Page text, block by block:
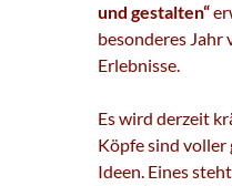
und gestalten“
besonderes Jahr
Erlebnisse.
Es wird derzeit
Köpfe sind
Ideen. Eines